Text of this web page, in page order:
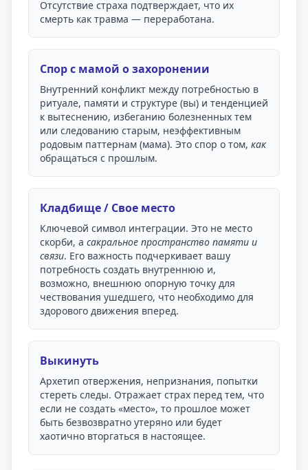
Отсутствие страха подтверждает, что их
смерть как травма — переработана.
Спор с мамой о захоронении
Внутренний конфликт между потребностью в
ритуале, памяти и структуре (вы) и тенденцией
к вытеснению, избеганию болезненных тем
или следованию старым, неэффективным
родовым паттернам (мама). Это спор о том, как
обращаться с прошлым.
Кладбище / Свое место
Ключевой символ интеграции. Это не место
скорби, а сакральное пространство памяти и
связи. Его важность подчеркивает вашу
потребность создать внутреннюю и,
возможно, внешнюю опорную точку для
чествования ушедшего, что необходимо для
здорового движения вперед.
Выкинуть
Архетип отвержения, непризнания, попытки
стереть следы. Отражает страх перед тем, что
если не создать «место», то прошлое может
быть безвозвратно утеряно или будет
хаотично вторгаться в настоящее.